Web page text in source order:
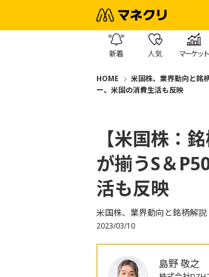
新着 人気 マーケット
HOME 米国株、業界動向と銘
ー、米国の消費生活も反映
【米国株：
が揃うS＆
活も反映
米国株、業界動向と銘柄解説
2023/03/10
島野 敬之